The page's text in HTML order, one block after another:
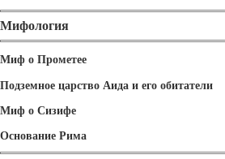
Мифология
Миф о Прометее
Подземное царство Аида и его обитатели
Миф о Сизифе
Основание Рима